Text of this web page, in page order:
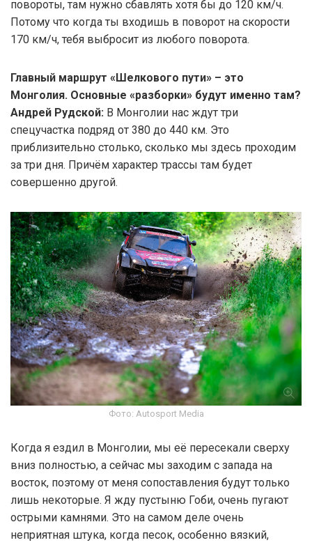
повороты, там нужно сбавлять хотя бы до 120 км/ч.
Потому что когда ты входишь в поворот на скорости
170 км/ч, тебя выбросит из любого поворота.
Главный маршрут «Шелкового пути» – это
Монголия. Основные «разборки» будут именно там?
Андрей Рудской: В Монголии нас ждут три
спецучастка подряд от 380 до 440 км. Это
приблизительно столько, сколько мы здесь проходим
за три дня. Причём характер трассы там будет
совершенно другой.
Фото: Autosport Media
Когда я ездил в Монголии, мы её пересекали сверху
вниз полностью, а сейчас мы заходим с запада на
восток, поэтому от меня сопоставления будут только
лишь некоторые. Я жду пустыню Гоби, очень пугают
острыми камнями. Это на самом деле очень
неприятная штука, когда песок, особенно вязкий,